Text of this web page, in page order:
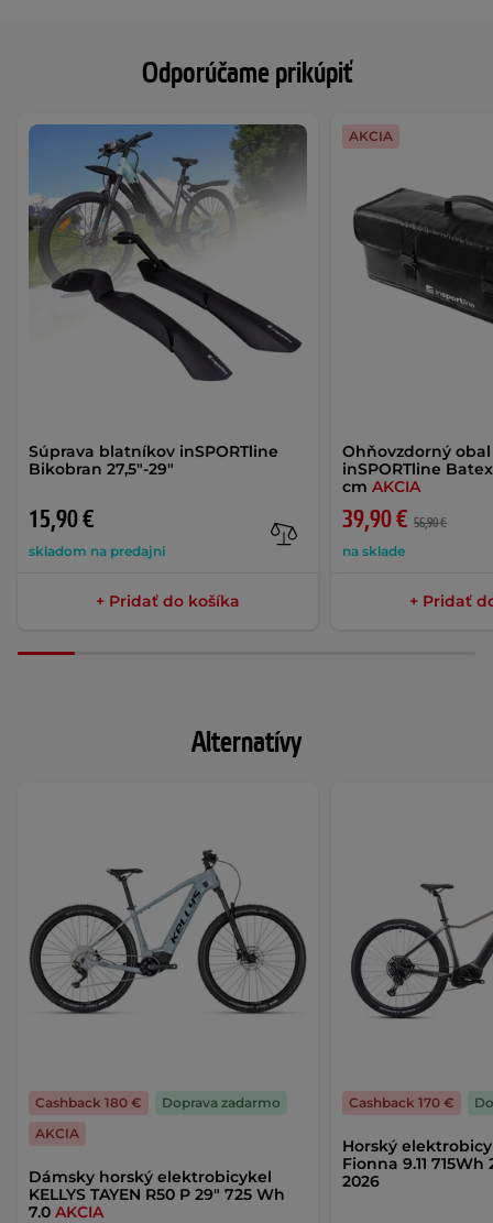
Odporúčame prikúpiť
Súprava blatníkov inSPORTline
Bikobran 27,5"-29"
15,90 €
skladom na predajni
+ Pridať do košíka
Ohňovzdorný
inSPORTline
cmAKCIA
39,90 € 56,90 €
na sklade
AKCIA
+ Pridať
Alternatívy
Dámsky horský elektrobicykel
KELLYS TAYEN R50 P 29" 725 Wh
7.0 AKCIA
Cashback 180 €
Doprava zadarmo
AKCIA
Horský
Fionna 9.11
2026
Cashback 170 €